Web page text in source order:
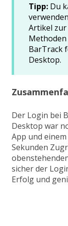
Tipp: Du
Artikel
BarTrack
Desktop.
Der Login bei
Desktop war
App und
Sekunden
sicher der
Erfolg und